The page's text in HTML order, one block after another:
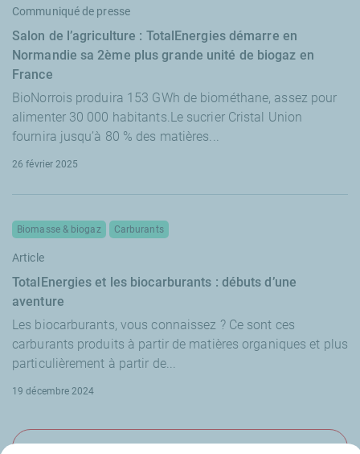
Salon de l’agriculture : TotalEnergies démarre en
Normandie sa 2ème plus grande unité de biogaz en
France
Communiqué de presse
BioNorrois produira 153 GWh de biométhane, assez pour
alimenter 30 000 habitants.Le sucrier Cristal Union
fournira jusqu’à 80 % des matières...
26 février 2025
TotalEnergies et les biocarburants : débuts d’une
aventure
Biomasse & biogaz Carburants
Article
Les biocarburants, vous connaissez ? Ce sont ces
carburants produits à partir de matières organiques et plus
particulièrement à partir de...
19 décembre 2024